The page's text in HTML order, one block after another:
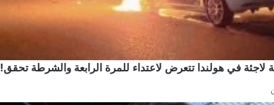
لاجئة في هولندا تتعرض لاعتداء للمرة الرابعة والشرطة تحقق!